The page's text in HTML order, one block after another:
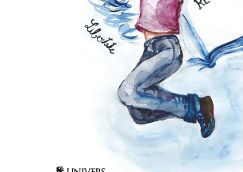
Știință si natură